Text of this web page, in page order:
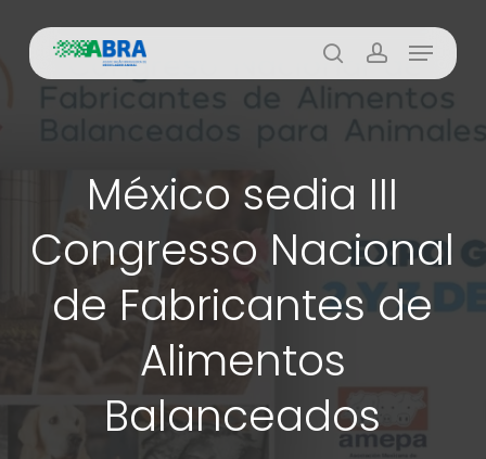
main
buscaaccount
Menu
México sedia III
Congresso Nacional
de Fabricantes de
Alimentos
Balanceados